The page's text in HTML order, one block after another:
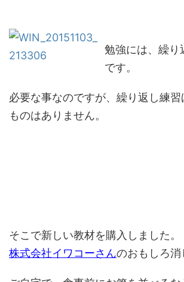
勉強には、繰り
です。
必要な事なのですが、繰り返し練
ものはありません。
そこで新しい教材を購入しました。
株式会社イワコーさんのおもしろ消